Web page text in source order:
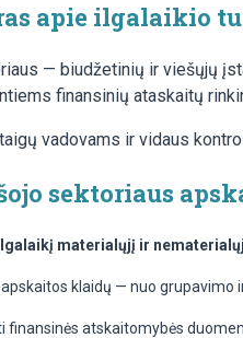
apie ilgalaikio
— biudžetinių ir viešųjų
finansinių ataskaitų
vadovams ir vidaus
sektoriaus
materialųjį ir
klaidų — nuo
finansinės atskaitomybės